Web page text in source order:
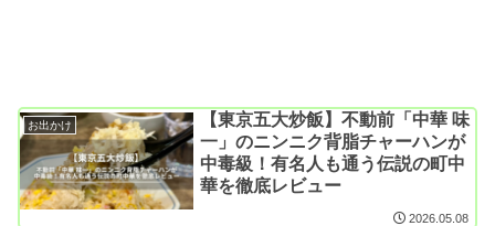
お出かけ
【東京五大炒飯】不動前「中華 味
一」のニンニク背脂チャーハンが
中毒級！有名人も通う伝説の町中
華を徹底レビュー
2026.05.08